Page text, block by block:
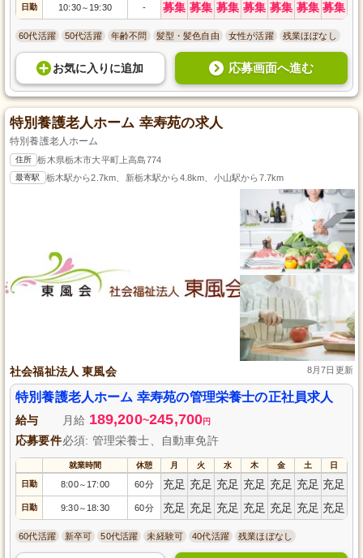
日勤 10:30～ 19:30 - 募集 募集 募集 募集 募集 募集 募集
60代活躍 50代活躍 年齢不問 髪型・髪色自由 女性が活躍 残業ほぼなし
お気に入り に追加 応募画面へ進む
特別養護老人ホーム 幸寿苑の求人
特別養護老人ホーム
住所 栃木県栃木市大平町上高島774
最寄駅 栃木駅から2.7km、新栃木駅から4.8km、小山駅から7.7km
社会福祉法人 東風会 8月7日更新
特別養護老人ホーム 幸寿苑の管理栄養士の正社員求人
給与 月給 189,200~245,700円
応募要件必須: 管理栄養士、自動車免許
就業時間 休憩 月 火 水 木 金 土 日
日勤 8:00～ 17:00 60分 充足 充足 充足 充足 充足 充足 充足
日勤 9:30～ 18:30 60分 充足 充足 充足 充足 充足 充足 充足
60代活躍 新卒可 50代活躍 未経験可 40代活躍 残業ほぼなし